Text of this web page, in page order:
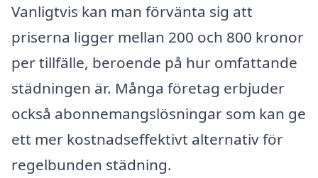
Vanligtvis kan man förvänta sig att
priserna ligger mellan 200 och 800 kronor
per tillfälle, beroende på hur omfattande
städningen är. Många företag erbjuder
också abonnemangslösningar som kan ge
ett mer kostnadseffektivt alternativ för
regelbunden städning.